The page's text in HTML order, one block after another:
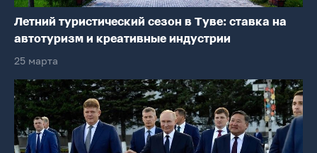
Летний туристический сезон в Туве: ставка на
автотуризм и креативные индустрии
25 марта